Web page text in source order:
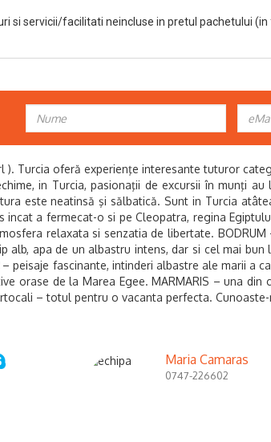
si servicii/facilitati neincluse in pretul pachetului
). Turcia oferă experienţe interesante tuturor
in Turcia, pasionaţii de excursii în munţi
este neatinsă şi sălbatică. Sunt in Turcia
a fermecat-o si pe Cleopatra, regina
relaxata si senzatia de libertate.
alb, apa de un albastru intens, dar si cel mai
peisaje fascinante, intinderi albastre ale marii a
orase de la Marea Egee. MARMARIS – una
– totul pentru o vacanta perfecta.
Maria Camaras
0747-226602